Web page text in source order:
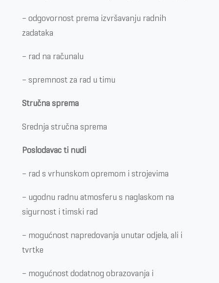
– odgovornost prema izvršavanju radnih
zadataka
– rad na računalu
– spremnost za rad u timu
Stručna sprema
Srednja stručna sprema
Poslodavac ti nudi
– rad s vrhunskom opremom i strojevima
– ugodnu radnu atmosferu s naglaskom na
sigurnost i timski rad
– mogućnost napredovanja unutar odjela, ali i
tvrtke
– mogućnost dodatnog obrazovanja i